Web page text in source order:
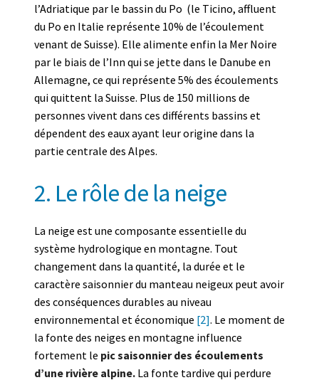
l’Adriatique par le bassin du Po (le Ticino, affluent
du Po en Italie représente 10% de l’écoulement
venant de Suisse). Elle alimente enfin la Mer Noire
par le biais de l’Inn qui se jette dans le Danube en
Allemagne, ce qui représente 5% des écoulements
qui quittent la Suisse. Plus de 150 millions de
personnes vivent dans ces différents bassins et
dépendent des eaux ayant leur origine dans la
partie centrale des Alpes.
2. Le rôle de la neige
La neige est une composante essentielle du
système hydrologique en montagne. Tout
changement dans la quantité, la durée et le
caractère saisonnier du manteau neigeux peut avoir
des conséquences durables au niveau
environnemental et économique [2]. Le moment de
la fonte des neiges en montagne influence
fortement le pic saisonnier des écoulements
d’une rivière alpine. La fonte tardive qui perdure